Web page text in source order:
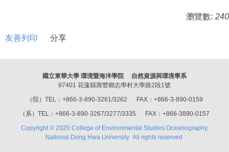
瀏覽數: 240
友善列印 分享
國立東華大學 環境暨海洋學院 自然資源與環境學系
97401 花蓮縣壽豐鄉志學村大學路2段1號
（院）TEL：+866-3-890-3261/3262 FAX：+866-3-890-0159
（系）TEL：+866-3-890-3267/3277/3335 FAX：+866-3890-0157
Copyright © 2020 College of Environmental Studies Oceanography,
National Dong Hwa University All rights reserved